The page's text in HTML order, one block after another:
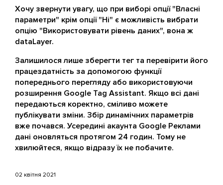
Хочу звернути увагу, що при виборі опції "Власні
параметри" крім опції "Ні" є можливість вибрати
опцію "Використовувати рівень даних", вона ж
dataLayer.
Залишилося лише зберегти тег та перевірити його
працездатність за допомогою функції
попереднього перегляду або використовуючи
розширення Google Tag Assistant. Якщо всі дані
передаються коректно, сміливо можете
публікувати зміни. Збір динамічних параметрів
вже почався. Усередині акаунта Google Реклами
дані оновляться протягом 24 годин. Тому не
хвилюйтеся, якщо відразу їх не побачите.
02 квітня 2021